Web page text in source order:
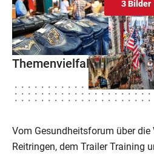
3 Bilder
Themenvielfalt
Vom Gesundheitsforum über die
Reitringen, dem Trailer Training